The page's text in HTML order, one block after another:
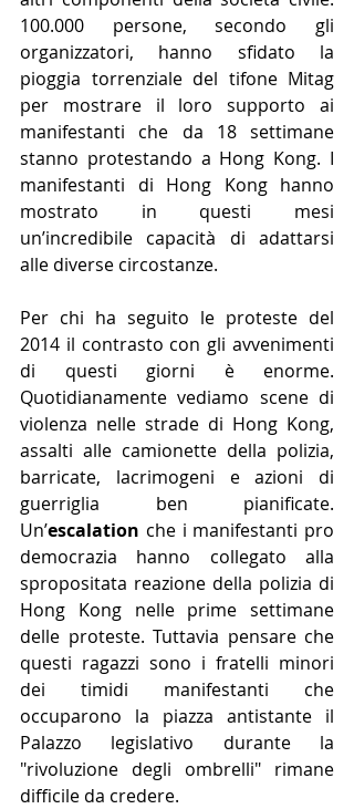
100.000 persone, secondo gli
organizzatori, hanno sfidato la
pioggia torrenziale del tifone Mitag
per mostrare il loro supporto ai
manifestanti che da 18 settimane
stanno protestando a Hong Kong. I
manifestanti di Hong Kong hanno
mostrato in questi mesi
un’incredibile capacità di adattarsi
alle diverse circostanze.
Per chi ha seguito le proteste del
2014 il contrasto con gli avvenimenti
di questi giorni è enorme.
Quotidianamente vediamo scene di
violenza nelle strade di Hong Kong,
assalti alle camionette della polizia,
barricate, lacrimogeni e azioni di
guerriglia ben pianificate.
Un’escalation che i manifestanti pro
democrazia hanno collegato alla
spropositata reazione della polizia di
Hong Kong nelle prime settimane
delle proteste. Tuttavia pensare che
questi ragazzi sono i fratelli minori
dei timidi manifestanti che
occuparono la piazza antistante il
Palazzo legislativo durante la
"rivoluzione degli ombrelli" rimane
difficile da credere.